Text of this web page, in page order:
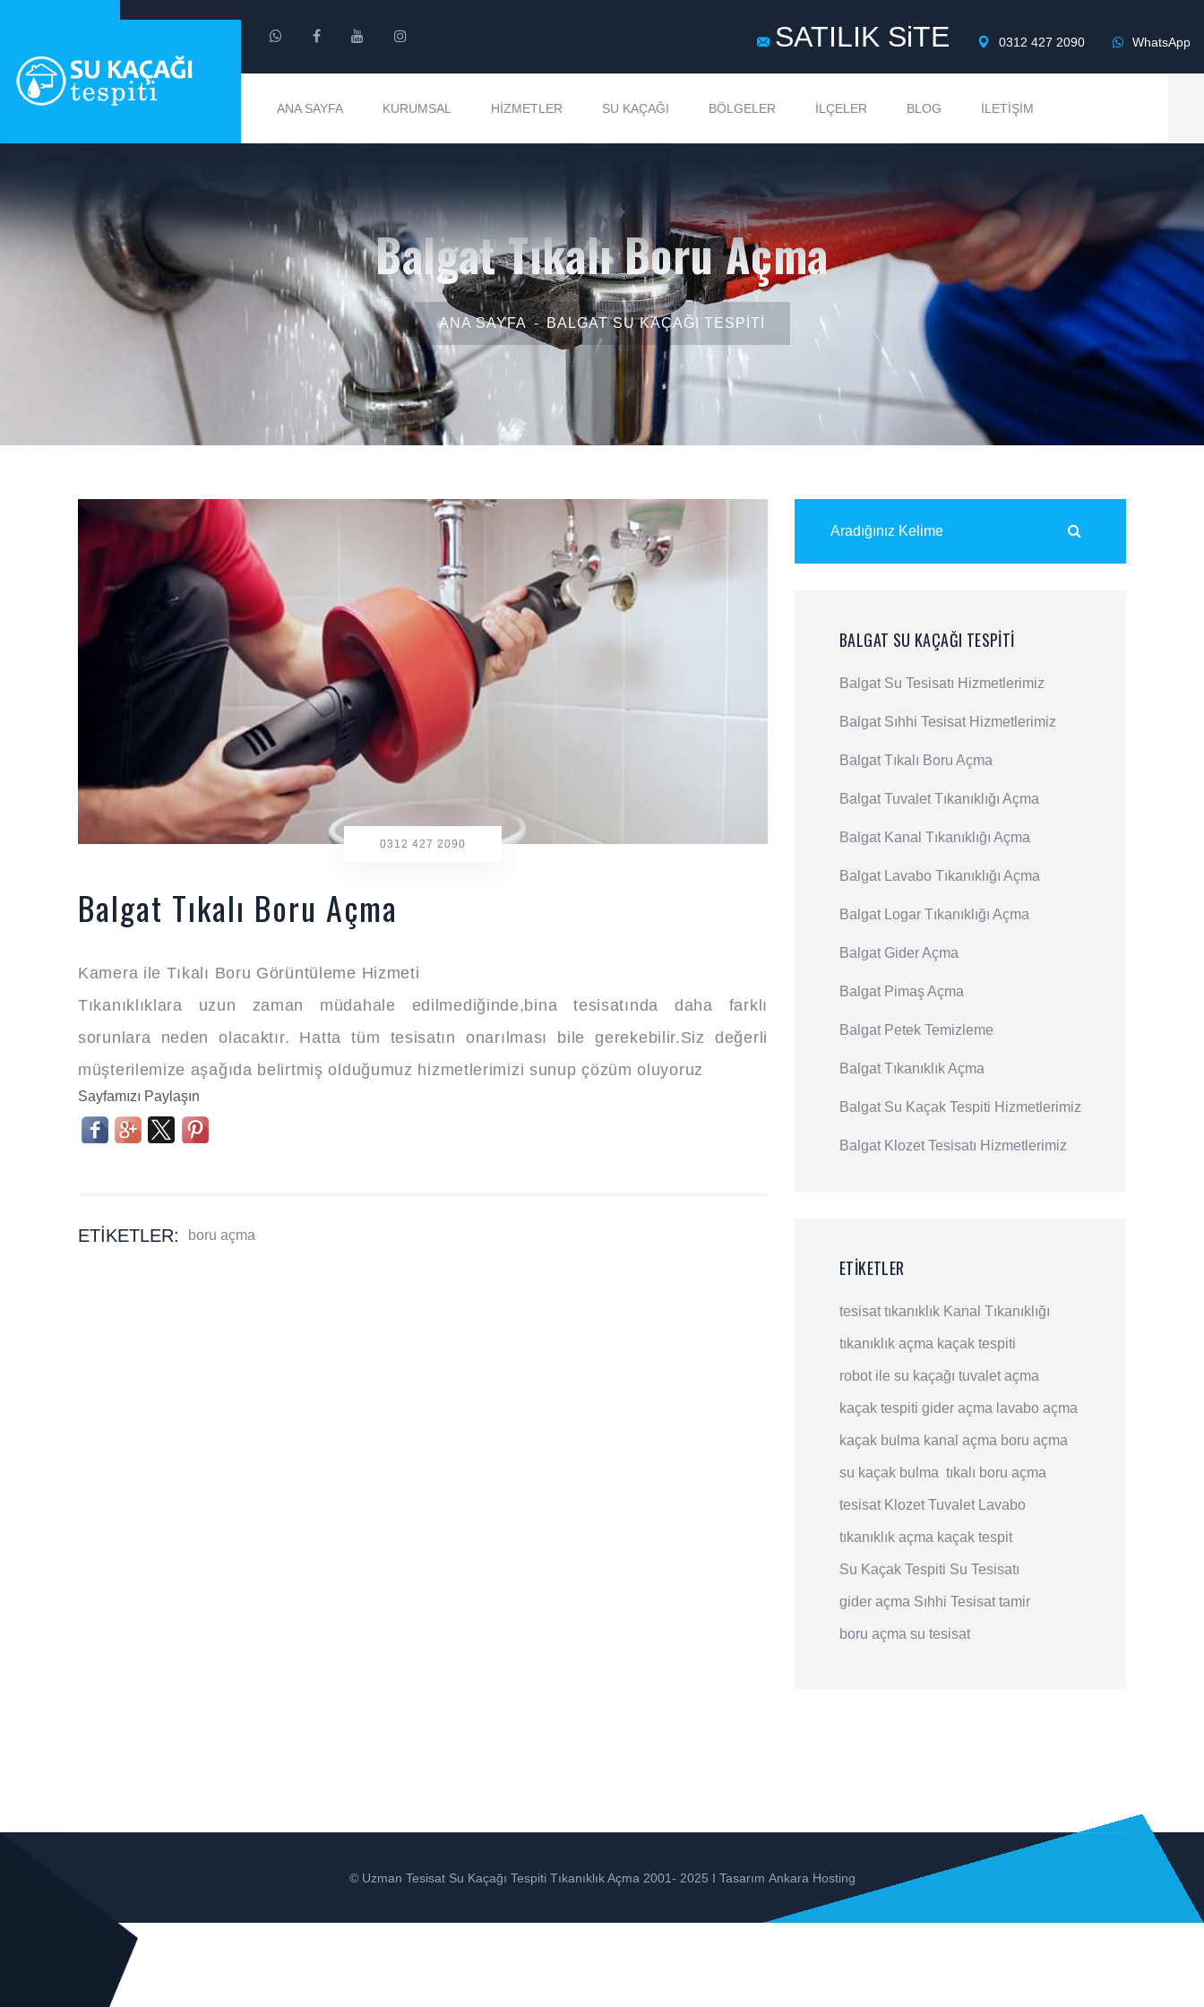
SATILIK SiTE 0312 427 2090 WhatsApp
ANA SAYFA KURUMSAL HIZMETLER SU KAÇAĞI BÖLGELER İLÇELER BLOG İLETIŞIM
Balgat Tıkalı Boru Açma
ANA SAYFA BALGAT SU KAÇAĞI TESPITI
0312 427 2090
Balgat Tıkalı Boru Açma
Kamera ile Tıkalı Boru Görüntüleme Hizmeti
Tıkanıklıklara uzun zaman müdahale edilmediğinde,bina tesisatında daha farklı
sorunlara neden olacaktır. Hatta tüm tesisatın onarılması bile gerekebilir.Siz değerli
müşterilemize aşağıda belirtmiş olduğumuz hizmetlerimizi sunup çözüm oluyoruz
Sayfamızı Paylaşın
ETIKETLER: boru açma
BALGAT SU KAÇAĞI TESPITI
Balgat Su Tesisatı Hizmetlerimiz
Balgat Sıhhi Tesisat Hizmetlerimiz
Balgat Tıkalı Boru Açma
Balgat Tuvalet Tıkanıklığı Açma
Balgat Kanal Tıkanıklığı Açma
Balgat Lavabo Tıkanıklığı Açma
Balgat Logar Tıkanıklığı Açma
Balgat Gider Açma
Balgat Pimaş Açma
Balgat Petek Temizleme
Balgat Tıkanıklık Açma
Balgat Su Kaçak Tespiti Hizmetlerimiz
Balgat Klozet Tesisatı Hizmetlerimiz
ETIKETLER
tesisat tıkanıklık Kanal Tıkanıklığı
tıkanıklık açma kaçak tespiti
robot ile su kaçağı tuvalet açma
kaçak tespiti gider açma lavabo açma
kaçak bulma kanal açma boru açma
su kaçak bulma tıkalı boru açma
tesisat Klozet Tuvalet Lavabo
tıkanıklık açma kaçak tespit
Su Kaçak Tespiti Su Tesisatı
gider açma Sıhhi Tesisat tamir
boru açma su tesisat
© Uzman Tesisat Su Kaçağı Tespiti Tıkanıklık Açma 2001- 2025 I Tasarım Ankara Hosting